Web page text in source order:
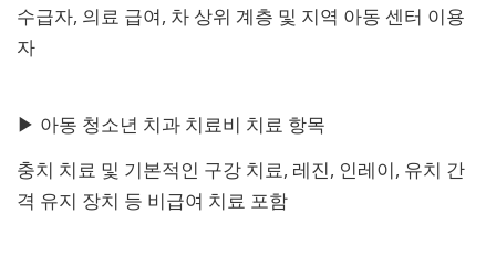
수급자, 의료 급여, 차 상위 계층 및 지역 아동 센터 이용
자
▶ 아동 청소년 치과 치료비 치료 항목
충치 치료 및 기본적인 구강 치료, 레진, 인레이, 유치 간
격 유지 장치 등 비급여 치료 포함